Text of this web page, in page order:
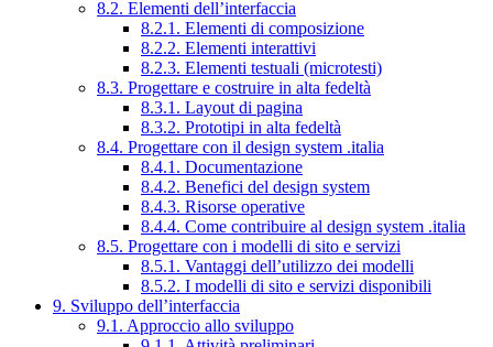
8.2. Elementi dell’interfaccia
8.2.1. Elementi di composizione
8.2.2. Elementi interattivi
8.2.3. Elementi testuali (microtesti)
8.3. Progettare e costruire in alta fedeltà
8.3.1. Layout di pagina
8.3.2. Prototipi in alta fedeltà
8.4. Progettare con il design system .italia
8.4.1. Documentazione
8.4.2. Benefici del design system
8.4.3. Risorse operative
8.4.4. Come contribuire al design system .italia
8.5. Progettare con i modelli di sito e servizi
8.5.1. Vantaggi dell’utilizzo dei modelli
8.5.2. I modelli di sito e servizi disponibili
9. Sviluppo dell’interfaccia
9.1. Approccio allo sviluppo